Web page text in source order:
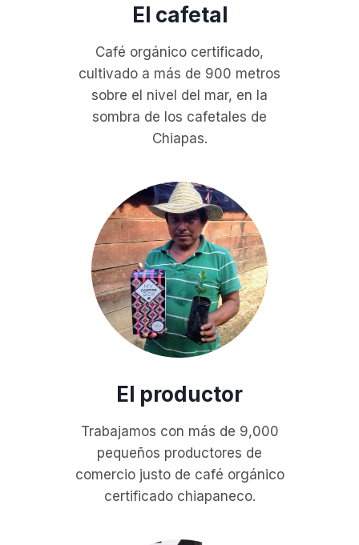
El cafetal
Café orgánico certificado,
cultivado a más de 900 metros
sobre el nivel del mar, en la
sombra de los cafetales de
Chiapas.
El productor
Trabajamos con más de 9,000
pequeños productores de
comercio justo de café orgánico
certificado chiapaneco.